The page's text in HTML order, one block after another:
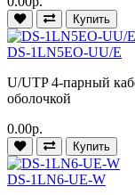
Купить
DS-1LN5EO-UU/E
U/UTP 4-парный
оболочкой
0.00р.
Купить
DS-1LN6-UE-W